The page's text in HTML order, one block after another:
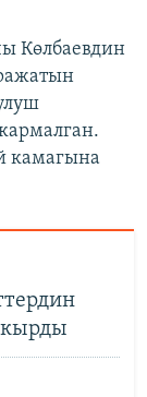
Көлбаевдин
камагына